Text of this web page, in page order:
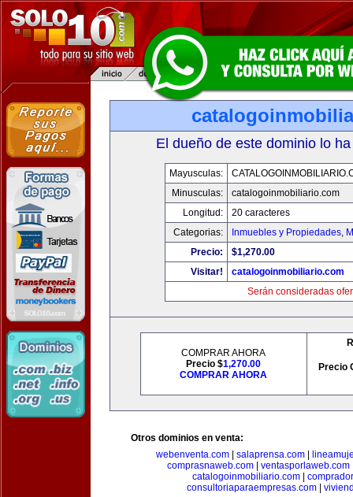
El dueño de este dominio lo
Mayusculas:
Minusculas:
catalogoinmobiliario.com
Longitud:
20 caracteres
Categorias:
Inmuebles y Propiedades,
Precio:
$1,270.00
Visitar!
catalogoinmobiliario.com
Serán consideradas
COMPRAR AHORA
Precio $1,270.00
COMPRAR AHORA
Precio
Otros dominios en venta:
webenventa.com
salaprensa.com
comprasnaweb.com
ventasporlaweb.com
catalogoinmobiliario.com|
consultoriaparaempresas.com|